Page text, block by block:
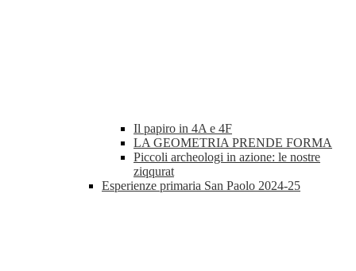
Il papiro in 4A e 4F
LA GEOMETRIA PRENDE FORMA
Piccoli archeologi in azione: le nostre
ziqqurat
Esperienze primaria San Paolo 2024-25